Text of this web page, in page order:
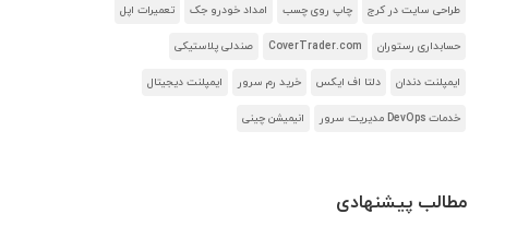
طراحی سایت در کرج چاپ روی چسب امداد خودرو جک تعمیرات اپل
حسابداری رستوران CoverTrader.com صندلی پلاستیکی
ایمپلنت دندان دلتا اف ایکس خرید رم سرور ایمپلنت دیجیتال
خدمات DevOps مدیریت سرور انیمیشن چینی
مطالب پیشنهادی